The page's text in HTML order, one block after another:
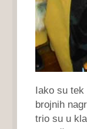
Iako su
brojnih
trio su u